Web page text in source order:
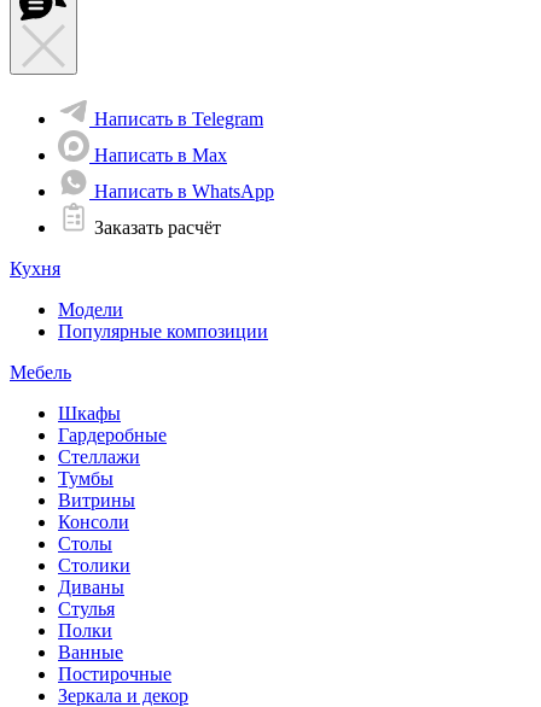
Написать в Telegram
Написать в Max
Написать в WhatsApp
Заказать расчёт
Кухня
Модели
Популярные композиции
Мебель
Шкафы
Гардеробные
Стеллажи
Тумбы
Витрины
Консоли
Столы
Столики
Диваны
Стулья
Полки
Ванные
Постирочные
Зеркала и декор